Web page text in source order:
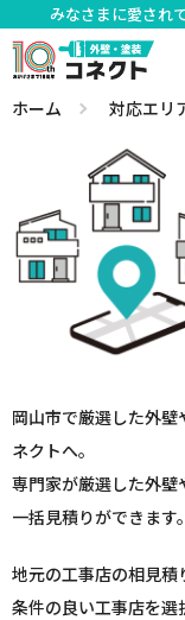
みなさまに愛され
ホーム 対応エリ
岡山市で厳選した外
ネクトへ。
専門家が厳選した外
一括見積りができます。
地元の工事店の相見積
条件の良い工事店を選